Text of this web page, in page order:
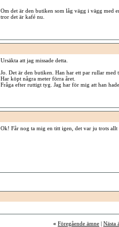
Om det är den butiken som låg vägg i vägg med
tror det är kafé nu.
Ursäkta att jag missade detta.
Jo. Det är den butiken. Han har ett par rullar
Har köpt några meter förra året.
Fråga efter ruttigt tyg. Jag har för mig att han
Ok! Får nog ta mig en titt igen, det var ju trots allt
« Föregående ämne | Nästa